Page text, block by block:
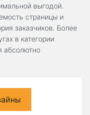
выгодой.
страницы и
заказчиков. Более
в категории
абсолютно